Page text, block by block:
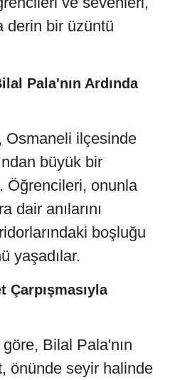
derin bir üzüntü
Pala'nın Ardında
Osmaneli ilçesinde
büyük bir
Öğrencileri, onunla
dair anılarını
boşluğu
yaşadılar.
Bilal Pala'nın
önünde seyir halinde